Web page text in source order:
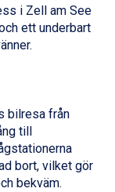
i Zell am See
ett underbart
bilresa från
till
bort, vilket gör
bekväm.